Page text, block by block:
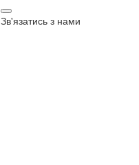
Зв'язатись з нами